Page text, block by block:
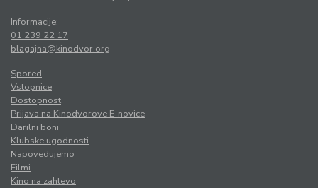
Informacije:
01 239 22 17
blagajna@kinodvor.org
Spored
Vstopnice
Dostopnost
Prijava na Kinodvorove E-novice
Darilni boni
Klubske ugodnosti
Napovedujemo
Filmi
Kino na zahtevo